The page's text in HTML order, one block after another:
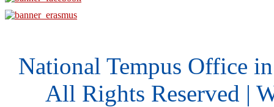
National Tempus Office
All Rights Reserved |